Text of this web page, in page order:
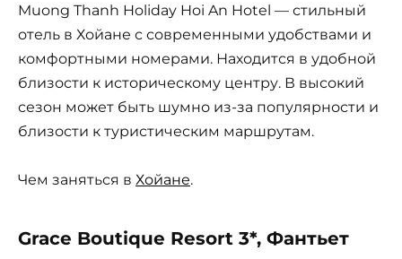
Muong Thanh Holiday Hoi An Hotel — стильный
отель в Хойане с современными удобствами и
комфортными номерами. Находится в удобной
близости к историческому центру. В высокий
сезон может быть шумно из-за популярности и
близости к туристическим маршрутам.
Чем заняться в Хойане.
Grace Boutique Resort 3*, Фантьет